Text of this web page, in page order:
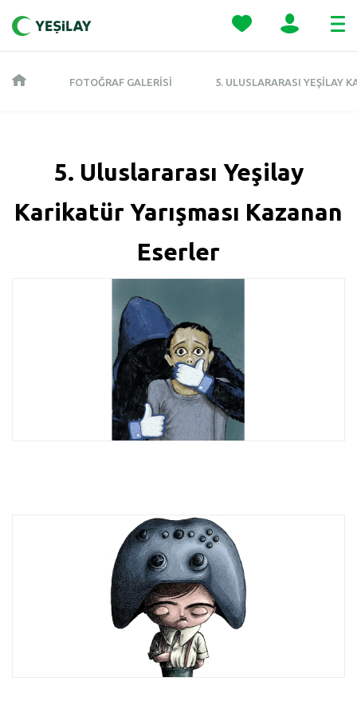
FOTOĞRAF GALERISI 5. ULUSLARARASI YEŞILAY
5. Uluslararası Yeşilay
Karikatür Yarışması Kazanan
Eserler